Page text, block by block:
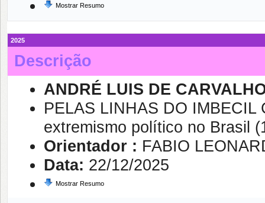
Mostrar Resumo
2025
Descrição
ANDRÉ LUIS DE
PELAS LINHAS DO
extremismo político no Brasil
Orientador : FABIO
Data: 22/12/2025
Mostrar Resumo